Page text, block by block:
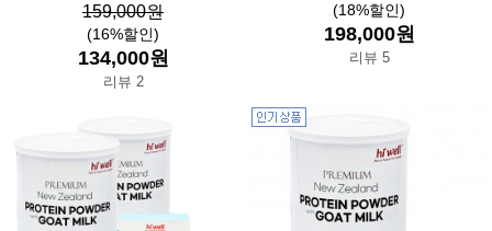
159,000원
(16%할인)
134,000원
리뷰 2
(18%할인)
198,000원
리뷰 5